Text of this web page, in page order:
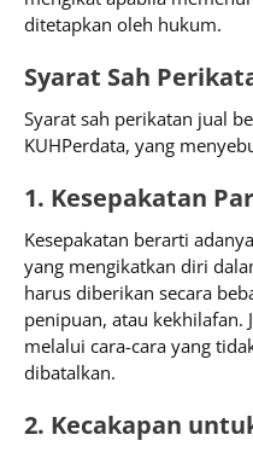
ditetapkan oleh hukum.​
Syarat Sah
Syarat sah perikatan jual
KUHPerdata, yang
1. Kesepakatan
Kesepakatan berarti
yang mengikatkan diri
harus diberikan secara
penipuan, atau kekhilafan.
melalui cara-cara yang
dibatalkan.​
2. Kecakapan